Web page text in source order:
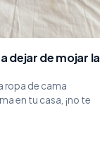
dejar de mojar la
ropa de cama
en tu casa, ¡no te